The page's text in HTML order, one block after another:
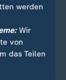
werden
Wir
von
das Teilen